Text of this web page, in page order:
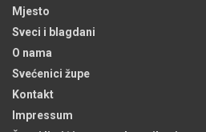
Mjesto
Sveci i blagdani
O nama
Svećenici župe
Kontakt
Impressum